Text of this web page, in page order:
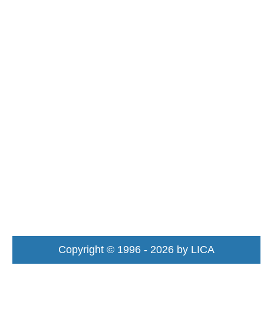
Copyright © 1996 - 2026 by LICA